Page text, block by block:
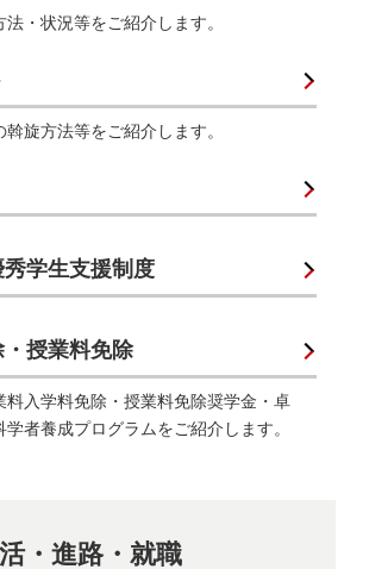
法・状況等をご紹介します。
旋方法等をご紹介します。
学生支援制度
授業料免除
料入学料免除・授業料免除奨学金・卓
学者養成プログラムをご紹介します。
・進路・就職